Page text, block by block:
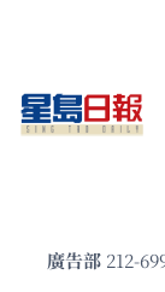
廣告部212-